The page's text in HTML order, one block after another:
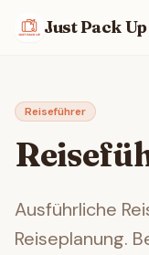
Just Pack Up
Reiseführer
Ausführliche
Reiseplanung.